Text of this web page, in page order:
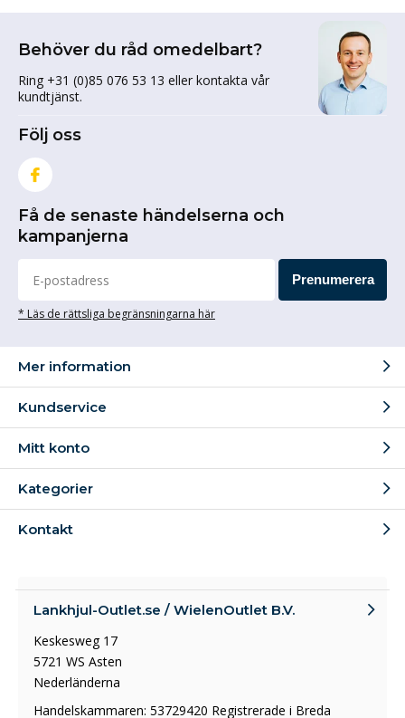
Behöver du råd omedelbart?
Ring +31 (0)85 076 53 13 eller kontakta vår
kundtjänst.
Följ oss
Få de senaste händelserna och
kampanjerna
Prenumerera
* Läs de rättsliga begränsningarna här
Mer information
Kundservice
Mitt konto
Kategorier
Kontakt
Lankhjul-Outlet.se / WielenOutlet B.V.
Keskesweg 17
5721 WS Asten
Nederländerna
Handelskammaren: 53729420 Registrerade i Breda